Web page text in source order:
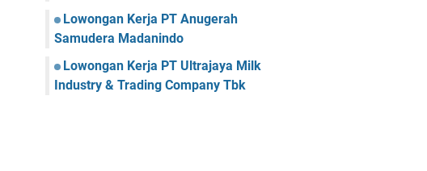
Lowongan Kerja PT Anugerah
Samudera Madanindo
Lowongan Kerja PT Ultrajaya Milk
Industry & Trading Company Tbk